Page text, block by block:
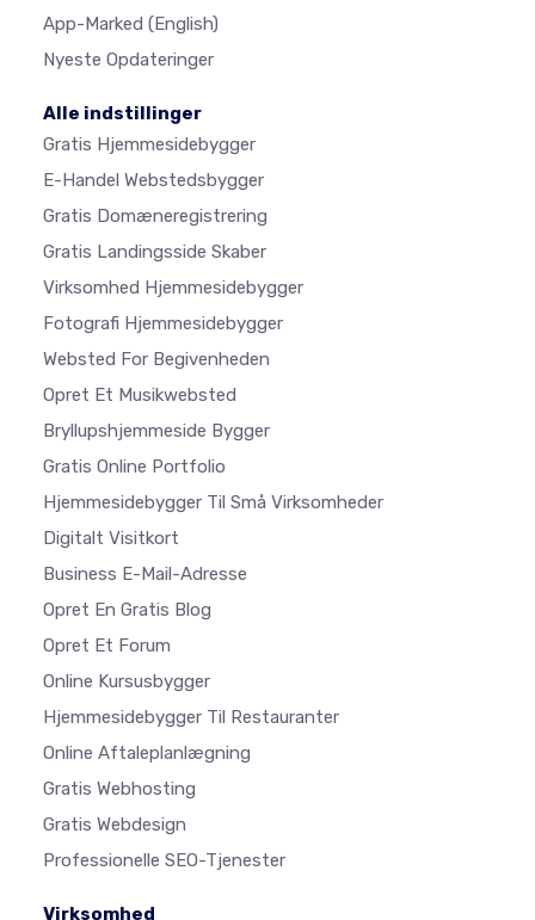
App-Marked (English)
Nyeste Opdateringer
Alle indstillinger
Gratis Hjemmesidebygger
E-Handel Webstedsbygger
Gratis Domæneregistrering
Gratis Landingsside Skaber
Virksomhed Hjemmesidebygger
Fotografi Hjemmesidebygger
Websted For Begivenheden
Opret Et Musikwebsted
Bryllupshjemmeside Bygger
Gratis Online Portfolio
Hjemmesidebygger Til Små Virksomheder
Digitalt Visitkort
Business E-Mail-Adresse
Opret En Gratis Blog
Opret Et Forum
Online Kursusbygger
Hjemmesidebygger Til Restauranter
Online Aftaleplanlægning
Gratis Webhosting
Gratis Webdesign
Professionelle SEO-Tjenester
Virksomhed